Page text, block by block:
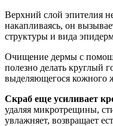
Верхний слой эпителия
накапливаясь, он
структуры и вида
Очищение дермы с
полезно делать круглый
выделяющегося кожного
Скраб еще усиливает
удаляя микротрещины,
увлажняет, возвращает